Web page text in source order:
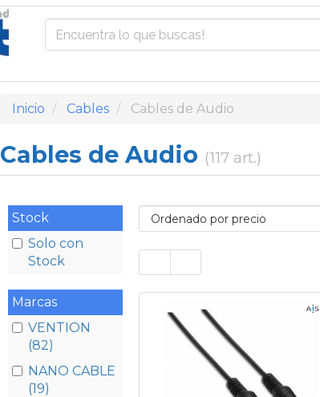
Inicio Cables Cables de Audio
Cables de Audio (117 art.)
Stock
Solo con
Stock
Marcas
VENTION
(82)
NANO CABLE
(19)